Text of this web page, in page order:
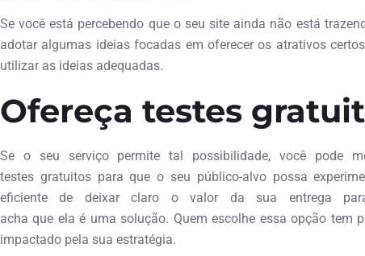
Se você está percebendo que o seu site ainda não está
adotar algumas ideias focadas em oferecer os atrativos
utilizar as ideias adequadas.
Ofereça testes
Se o seu serviço permite tal possibilidade, você pode
testes gratuitos para que o seu público-alvo possa
eficiente de deixar claro o valor da sua entrega
acha que ela é uma solução. Quem escolhe essa opção tem
impactado pela sua estratégia.